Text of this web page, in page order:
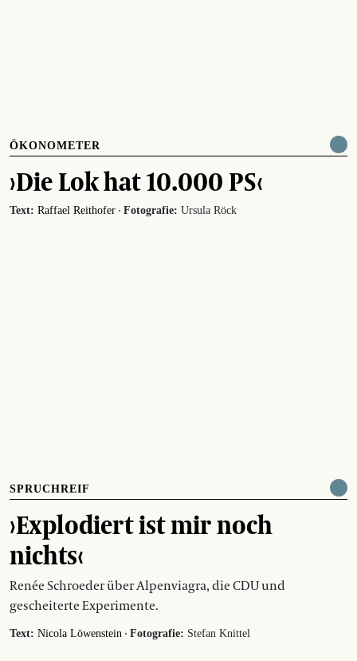
ÖKONOMETER
›Die Lok hat 10.000 PS‹
Text: Raffael Reithofer · Fotografie: Ursula Röck
SPRUCHREIF
›Explodiert ist mir noch
nichts‹
Renée Schroeder über Alpenviagra, die CDU und
gescheiterte Experimente.
Text: Nicola Löwenstein · Fotografie: Stefan Knittel